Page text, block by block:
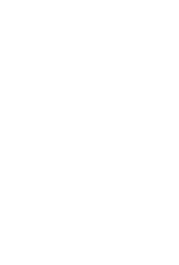
deprecabili,
o molesti nei
fornirà Invii che violano i
di terzi o altri diritti di
o privacy; (iv) non
legge, statuto,
(v) non fornirà
o concesso alcun
fornirà alcun Invio che
riferimento ad altri siti
informazioni di
o altre informazioni
non fornirà Invii che
di computer